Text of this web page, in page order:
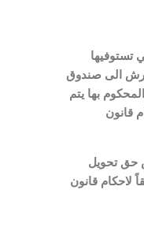
تستوفيها
جرش الى صندوق
بها يتم
قانون
حق تحويل
لاحكام قانون